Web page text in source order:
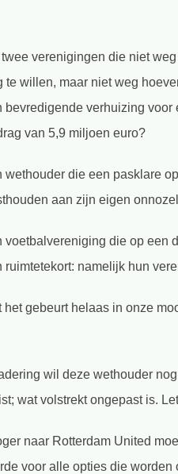
verenigingen die niet
willen, maar niet weg
bevredigende verhuizing
van 5,9 miljoen euro?
wethouder die een pasklare
aan zijn eigen
voetbalvereniging die op
ruimtetekort: namelijk hun
gebeurt helaas in onze
wil deze wethouder
wat volstrekt ongepast is.
naar Rotterdam United
voor alle opties die